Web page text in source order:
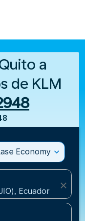
a
de KLM
Economy expand_more
Ecuador
close